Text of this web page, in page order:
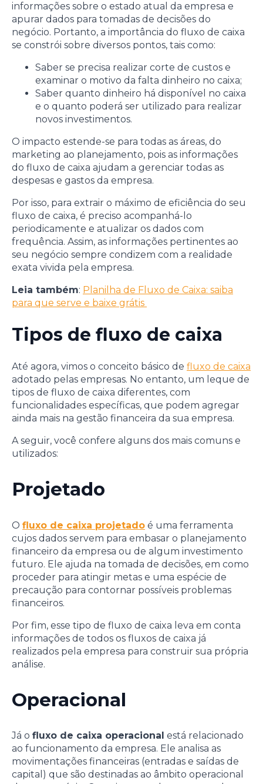
informações sobre o estado atual da empresa e
apurar dados para tomadas de decisões do
negócio. Portanto, a importância do fluxo de caixa
se constrói sobre diversos pontos, tais como:
Saber se precisa realizar corte de custos e
examinar o motivo da falta dinheiro no caixa;
Saber quanto dinheiro há disponível no caixa
e o quanto poderá ser utilizado para realizar
novos investimentos.
O impacto estende-se para todas as áreas, do
marketing ao planejamento, pois as informações
do fluxo de caixa ajudam a gerenciar todas as
despesas e gastos da empresa.
Por isso, para extrair o máximo de eficiência do seu
fluxo de caixa, é preciso acompanhá-lo
periodicamente e atualizar os dados com
frequência. Assim, as informações pertinentes ao
seu negócio sempre condizem com a realidade
exata vivida pela empresa.
Leia também: Planilha de Fluxo de Caixa: saiba
para que serve e baixe grátis
Tipos de fluxo de caixa
Até agora, vimos o conceito básico de fluxo de caixa
adotado pelas empresas. No entanto, um leque de
tipos de fluxo de caixa diferentes, com
funcionalidades específicas, que podem agregar
ainda mais na gestão financeira da sua empresa.
A seguir, você confere alguns dos mais comuns e
utilizados:
Projetado
O fluxo de caixa projetado é uma ferramenta
cujos dados servem para embasar o planejamento
financeiro da empresa ou de algum investimento
futuro. Ele ajuda na tomada de decisões, em como
proceder para atingir metas e uma espécie de
precaução para contornar possíveis problemas
financeiros.
Por fim, esse tipo de fluxo de caixa leva em conta
informações de todos os fluxos de caixa já
realizados pela empresa para construir sua própria
análise.
Operacional
Já o fluxo de caixa operacional está relacionado
ao funcionamento da empresa. Ele analisa as
movimentações financeiras (entradas e saídas de
capital) que são destinadas ao âmbito operacional